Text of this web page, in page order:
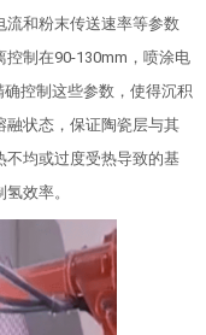
和粉末传送速率等参数
制在90-130mm，喷涂电
控制这些参数，使得沉积
融状态，保证陶瓷层与其
不均或过度受热导致的基
效率。